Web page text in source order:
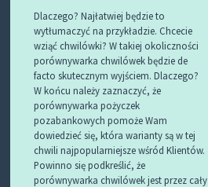
Dlaczego? Najłatwiej będzie to
wytłumaczyć na przykładzie. Chcecie
wziąć chwilówki? W takiej okoliczności
porównywarka chwilówek będzie de
facto skutecznym wyjściem. Dlaczego?
W końcu należy zaznaczyć, że
porównywarka pożyczek
pozabankowych pomoże Wam
dowiedzieć się, która warianty są w tej
chwili najpopularniejsze wśród Klientów.
Powinno się podkreślić, że
porównywarka chwilówek jest przez cały